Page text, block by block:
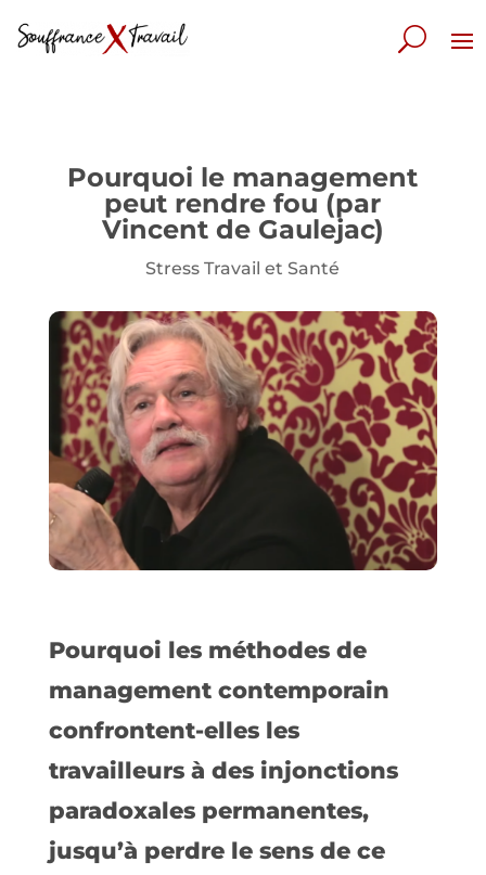
Pourquoi le management
peut rendre fou (par
Vincent de Gaulejac)
Stress Travail et Santé
Pourquoi les méthodes de
management contemporain
confrontent-elles les
travailleurs à des injonctions
paradoxales permanentes,
jusqu’à perdre le sens de ce